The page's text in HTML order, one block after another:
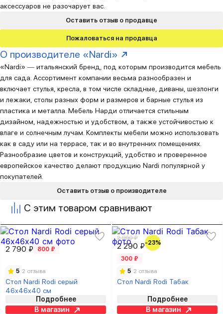
Оставить отзыв о продавце
Пожаловаться на продавца
аксессуаров не разочарует вас.
О производителе «Nardi»
Оставить отзыв о производителе
«Nardi» ― итальянский бренд, под которым производится мебель
для сада. Ассортимент компании весьма разнообразен и
включает стулья, кресла, в том числе складные, диваны, шезлонги
и лежаки, столы разных форм и размеров и барные стулья из
пластика и металла. Мебель Нарди отличается стильным
дизайном, надежностью и удобством, а также устойчивостью к
влаге и солнечным лучам. Комплекты мебели можно использовать
как в саду или на террасе, так и во внутренних помещениях.
Разнообразие цветов и конструкций, удобство и проверенное
европейское качество делают продукцию Nardi популярной у
покупателей.
С этим товаром сравнивают
2 790 ₽ 800 ₽
5 2 отзыва
Стол Nardi Rodi серый
46х46х40 см
Подробнее
В магазин
2 990 ₽
2 290 ₽-23%
300 ₽
5 2 отзыва
Стол Nardi Rodi Табак
Подробнее
В магазин